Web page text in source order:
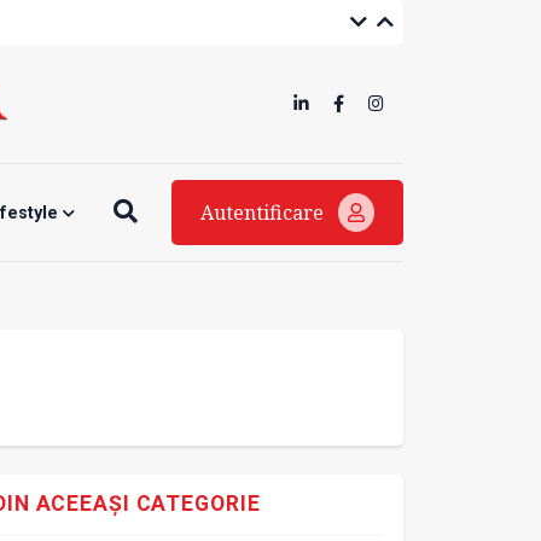
Autentificare
ACEEAȘI CATEGORIE